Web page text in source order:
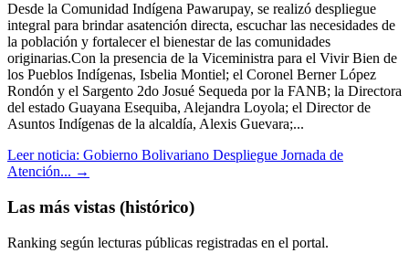
​Desde la Comunidad Indígena Pawarupay, se realizó despliegue
integral para brindar asatención directa, escuchar las necesidades de
la población y fortalecer el bienestar de las comunidades
originarias.Con la presencia de la Viceministra para el Vivir Bien de
los Pueblos Indígenas, Isbelia Montiel; el Coronel Berner López
Rondón y el Sargento 2do Josué Sequeda por la FANB; la Directora
del estado Guayana Esequiba, Alejandra Loyola; el Director de
Asuntos Indígenas de la alcaldía, Alexis Guevara;...
Leer noticia: Gobierno Bolivariano Despliegue Jornada de
Atención... →
Las más vistas (histórico)
Ranking según lecturas públicas registradas en el portal.